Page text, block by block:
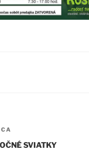
SVIATKY